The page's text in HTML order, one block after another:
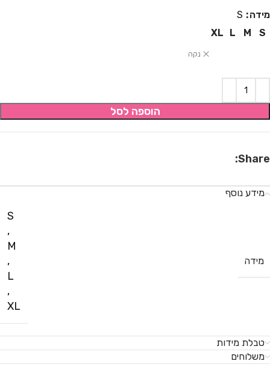
מידה
S
S
M
L
XL
נקה
הוספה לסל
Share:
מידע נוסף
מידה
S
,
M
,
L
,
XL
טבלת מידות
משלוחים